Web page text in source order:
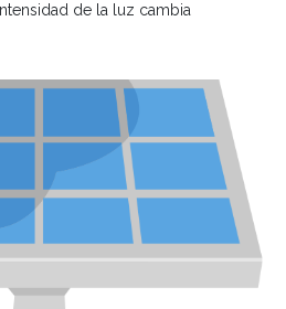
de la luz cambia